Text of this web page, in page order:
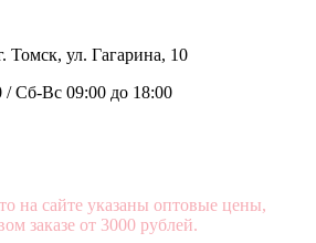
Томск, ул. Гагарина, 10
/Сб-Вс 09:00 до 18:00
на сайте указаны оптовые цены,
заказе от 3000 рублей.